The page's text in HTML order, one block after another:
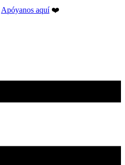
Apóyanos aquí❤️